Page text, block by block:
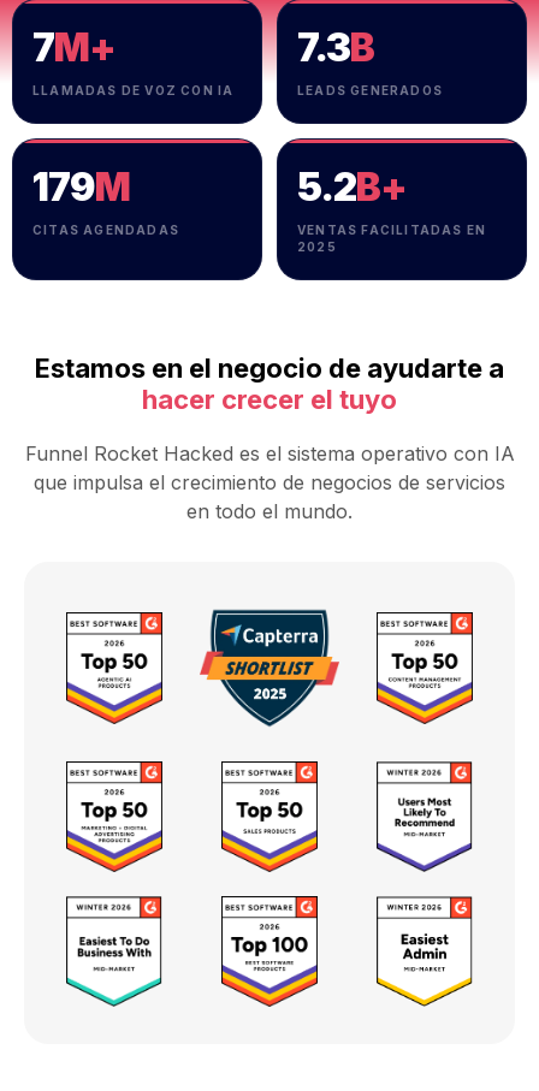
7M+
LLAMADAS DE VOZ CON IA
7.3B
LEADS GENERADOS
179M
CITAS AGENDADAS
5.2B+
VENTAS FACILITADAS EN
2025
Estamos en el negocio de ayudarte a
hacer crecer el tuyo
Funnel Rocket Hacked es el sistema operativo con IA
que impulsa el crecimiento de negocios de servicios
en todo el mundo.